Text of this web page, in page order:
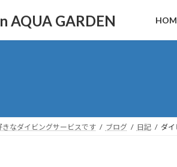
AQUA GARDEN
なダイビングサービスです ブログ 日記 ダイ